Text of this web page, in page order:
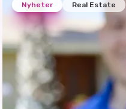
Nyheter Real Estate